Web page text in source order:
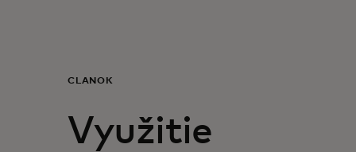
Pre firmy
Pre svet
ČLÁNOK
Využitie